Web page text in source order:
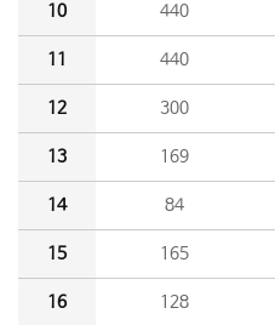
10 440
11 440
12 300
13 169
14 84
15 165
16 128